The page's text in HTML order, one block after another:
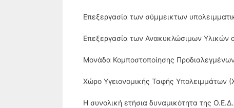
Επεξεργασία των σύμμεικτων
Επεξεργασία των Ανακυκλώσιμων Υλικών
Μονάδα Κομποστοποίησης
Χώρο Υγειονομικής Ταφής Υπολειμμάτων
Η συνολική ετήσια δυναμικότητα της